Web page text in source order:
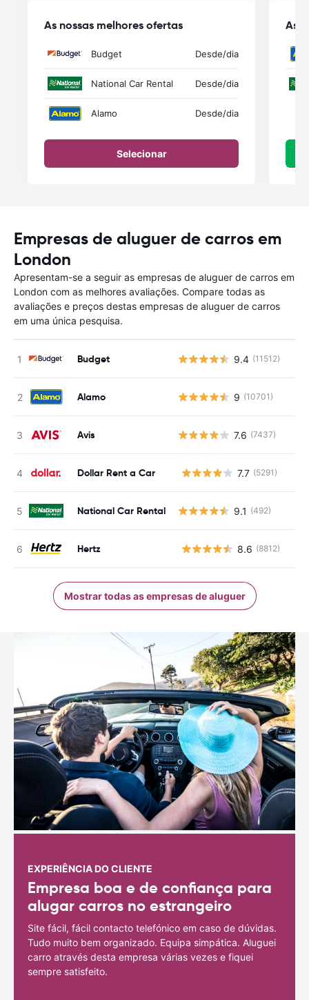
As nossas melhores ofertas
Budget Desde/dia
National Car Rental Desde/dia
Alamo Desde/dia
Selecionar
As
Empresas de aluguer de carros em
London
Apresentam-se a seguir as empresas de aluguer de carros em
London com as melhores avaliações. Compare todas as
avaliações e preços destas empresas de aluguer de carros
em uma única pesquisa.
Budget 9.4 (11512)
Alamo 9 (10701)
Avis 7.6 (7437)
Dollar Rent a Car 7.7 (5291)
National Car Rental 9.1 (492)
Hertz 8.6 (8812)
Mostrar todas as empresas de aluguer
EXPERIÊNCIA DO CLIENTE
Empresa boa e de confiança para
alugar carros no estrangeiro
Site fácil, fácil contacto telefónico em caso de dúvidas.
Tudo muito bem organizado. Equipa simpática. Aluguei
carro através desta empresa várias vezes e fiquei
sempre satisfeito.